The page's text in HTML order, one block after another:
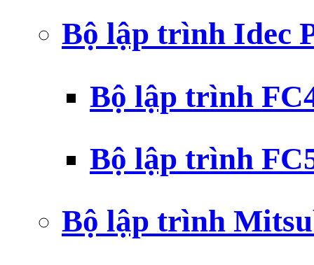
Bộ lập trình Idec
Bộ lập trình
Bộ lập trình
Bộ lập trình